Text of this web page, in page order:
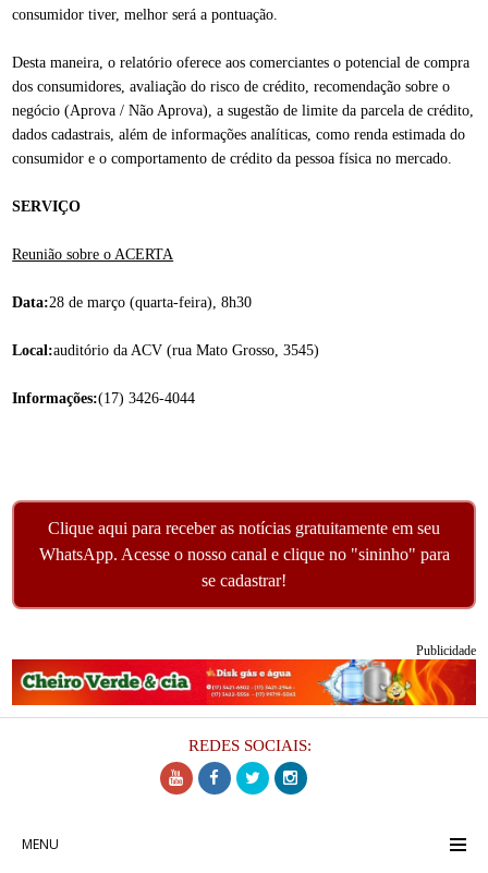
consumidor tiver, melhor será a pontuação.
Desta maneira, o relatório oferece aos comerciantes o potencial de compra
dos consumidores, avaliação do risco de crédito, recomendação sobre o
negócio (Aprova / Não Aprova), a sugestão de limite da parcela de crédito,
dados cadastrais, além de informações analíticas, como renda estimada do
consumidor e o comportamento de crédito da pessoa física no mercado.
SERVIÇO
Reunião sobre o ACERTA
Data:28 de março (quarta-feira), 8h30
Local:auditório da ACV (rua Mato Grosso, 3545)
Informações:(17) 3426-4044
Clique aqui para receber as notícias gratuitamente em seu
WhatsApp. Acesse o nosso canal e clique no "sininho" para
se cadastrar!
Publicidade
REDES SOCIAIS:
MENU